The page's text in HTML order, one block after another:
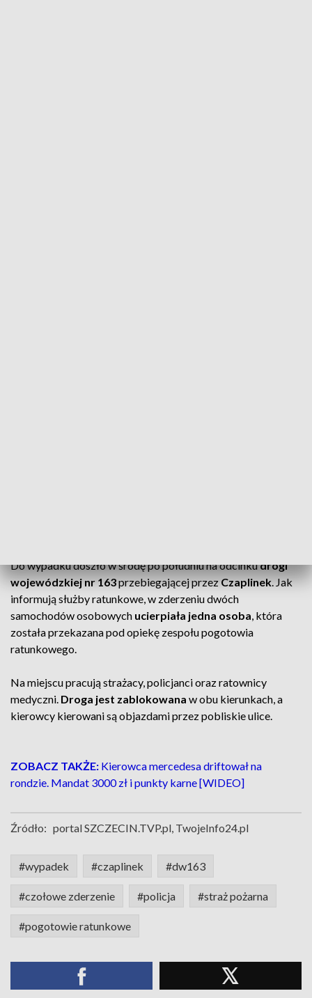
Do wypadku doszło w środę po południu na odcinkudrogi
wojewódzkiej nr 163przebiegającej przezCzaplinek. Jak
informują służby ratunkowe, w zderzeniu dwóch
samochodów osobowych ucierpiała jedna osoba, która
została przekazana pod opiekę zespołu pogotowia
ratunkowego.
Na miejscu pracują strażacy, policjanci oraz ratownicy
medyczni. Droga jest zablokowana w obu kierunkach, a
kierowcy kierowani są objazdami przez pobliskie ulice.
ZOBACZ TAKŻE: Kierowca mercedesa driftował na
rondzie. Mandat 3000 zł i punkty karne [WIDEO]
Źródło: portal SZCZECIN.TVP.pl, TwojeInfo24.pl
#wypadek #czaplinek #dw163
#czołowe zderzenie #policja #straż pożarna
#pogotowie ratunkowe